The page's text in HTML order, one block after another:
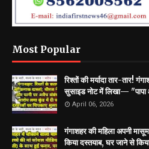
Most Popular
रिश्तों की मर्यादा तार-तार!
सुसाइड नोट में लिखा— "पापा
April 06, 2026
गंगाशहर की महिला अपनी
किया दस्तयाब, घर जाने से